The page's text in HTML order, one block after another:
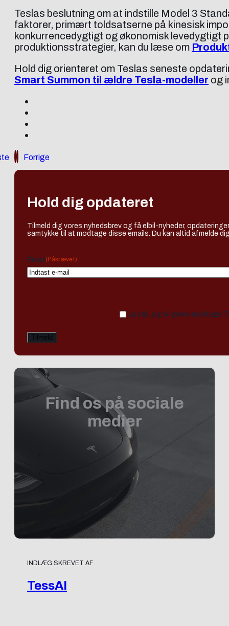
Teslas beslutning om at indstille Model 3
faktorer, primært toldsatserne på kinesisk
konkurrencedygtigt og økonomisk levedygtigt
produktionsstrategier, kan du læse om
Hold dig orienteret om Teslas seneste
Smart Summon til ældre Tesla-modeller og
Forrige
Hold dig opdateret
Tilmeld dig vores nyhedsbrev og få elbil-nyheder,
samtykke til at modtage disse emails. Du kan altid afmelde
Email (Påkrævet)
Ja tak, jeg vil gerne modtage
Find os på sociale
medier
INDLÆG SKREVET AF
TessAI